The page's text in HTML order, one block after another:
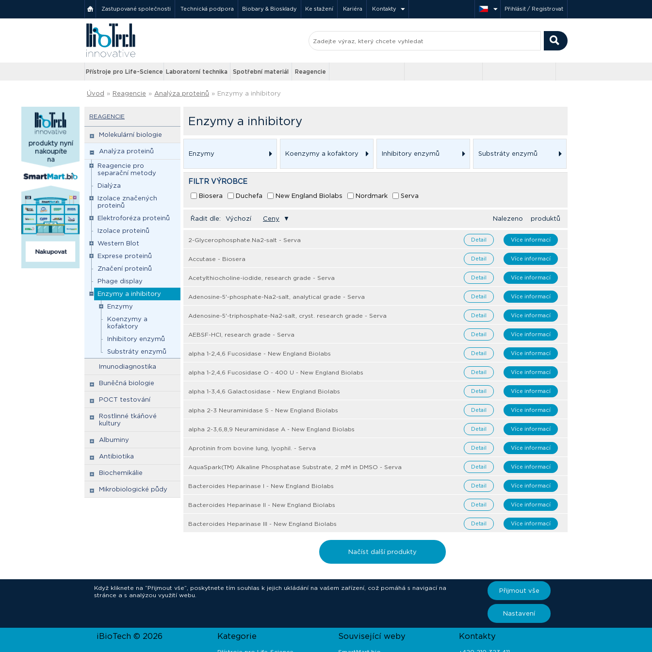
Zastupované společnosti Technická podpora Biobary & Biosklady Ke stažení Kariéra Kontakty Přihlásit / Registrovat
Přístroje pro Life-Science Laboratorní technika Spotřební materiál Reagencie
Úvod » Reagencie » Analýza proteinů » Enzymy a inhibitory
REAGENCIE
Molekulární biologie
Analýza proteinů
Reagencie pro
separační metody
Dialýza
Izolace značených
proteinů
Elektroforéza proteinů
Izolace proteinů
Western Blot
Exprese proteinů
Značení proteinů
Phage display
Enzymy a inhibitory
Enzymy
Koenzymy a
kofaktory
Inhibitory enzymů
Substráty enzymů
Imunodiagnostika
Buněčná biologie
POCT testování
Rostlinné tkáňové
kultury
Albuminy
Antibiotika
Biochemikálie
Mikrobiologické půdy
Enzymy a inhibitory
Enzymy Koenzymy a kofaktory Inhibitory enzymů Substráty enzymů
FILTR VÝROBCE
Biosera Duchefa New England Biolabs Nordmark Serva
Řadit dle: Výchozí Ceny ▼ Nalezeno produktů
2-Glycerophosphate.Na2-salt - Serva Více informací
Detail
Accutase - Biosera Více informací
Detail
Acetylthiocholine-iodide, research grade - Serva Více informací
Detail
Adenosine-5'-phosphate-Na2-salt, analytical grade - Serva Více informací
Detail
Adenosine-5'-triphosphate-Na2-salt, cryst. research grade - Serva Více informací
Detail
AEBSF-HCl, research grade - Serva Více informací
Detail
alpha 1-2,4,6 Fucosidase - New England Biolabs Více informací
Detail
alpha 1-2,4,6 Fucosidase O - 400 U - New England Biolabs Více informací
Detail
alpha 1-3,4,6 Galactosidase - New England Biolabs Více informací
Detail
alpha 2-3 Neuraminidase S - New England Biolabs Více informací
Detail
alpha 2-3,6,8,9 Neuraminidase A - New England Biolabs Více informací
Detail
Aprotinin from bovine lung, lyophil. - Serva Více informací
Detail
AquaSpark(TM) Alkaline Phosphatase Substrate, 2 mM in DMSO - Serva Více informací
Detail
Bacteroides Heparinase I - New England Biolabs Více informací
Detail
Bacteroides Heparinase II - New England Biolabs Více informací
Detail
Bacteroides Heparinase III - New England Biolabs Více informací
Detail
Načíst další produkty
Když kliknete na “Přijmout vše”, poskytnete tím souhlas k jejich ukládání na vašem zařízení, což pomáhá s navigací na
stránce a s analýzou využití webu.
Přijmout vše
Nastavení
iBioTech © 2026 Kategorie Související weby Kontakty